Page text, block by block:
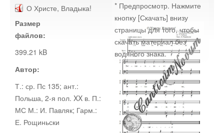
Новости
Материалы
Документы
Статьи Ноты
* Предпросмотр. Нажмите
кнопку [Скачать] внизу
страницы для того, чтобы
скачать материал без
водяного знака.
О Христе, Владыка!
Размер
файлов:
399.21 kB
Автор:
Т.: ср. Пс 135; ант.:
Польша, 2-я пол. XX в. П.:
МС М.: И. Павляк; Гарм.:
Е. Рощиньски